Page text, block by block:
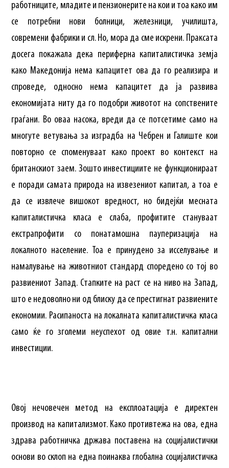
работниците, младите и пензионерите на кои и тоа како им
се потребни нови болници, железници, училишта,
современи фабрики и сл. Но, мора да сме искрени. Праксата
досега покажала дека периферна капиталистичка земја
како Македонија нема капацитет ова да го реализира и
спроведе, односно нема капацитет да ја развива
економијата ниту да го подобри животот на сопствените
граѓани. Во оваа насока, вреди да се потсетиме само на
многуте ветувања за изградба на Чебрен и Галиште кои
повторно се споменуваат како проект во контекст на
британскиот заем. Зошто инвестициите не функционираат
е поради самата природа на извезениот капитал, а тоа е
да се извлече вишокот вредност, но бидејќи месната
капиталистичка класа е слаба, профитите стануваат
екстрапрофити со понатамошна пауперизација на
локалното население. Тоа е принудено за исселување и
намалување на животниот стандард споредено со тој во
развиениот Запад. Стапките на раст се на ниво на Запад,
што е недоволно ни од блиску да се престигнат развиените
економии. Расипаноста на локалната капиталистичка класа
само ќе го зголеми неуспехот од овие т.н. капитални
инвестиции.
Овој нечовечен метод на експлоатација е директен
производ на капитализмот. Како противтежа на ова, една
здрава работничка држава поставена на социјалистички
основи во склоп на една поинаква глобална социјалистичка